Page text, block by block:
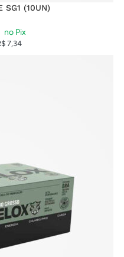
SG1 (10UN)
7,34